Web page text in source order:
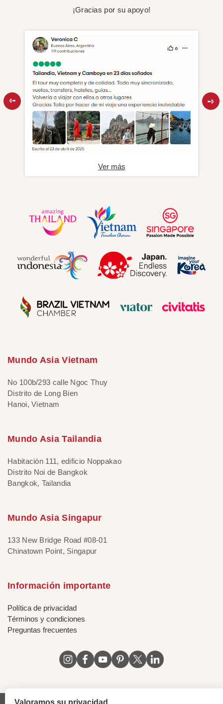
¡Gracias por su apoyo!
Ver más
Mundo Asia Vietnam
No 100b/293 calle Ngoc Thuy
Distrito de Long Bien
Hanoi, Vietnam
Mundo Asia Tailandia
Habitación 111, edificio Noppakao
Distrito Noi de Bangkok
Bangkok, Tailandia
Mundo Asia Singapur
133 New Bridge Road #08-01
Chinatown Point, Singapur
Información importante
Política de privacidad
Términos y condiciones
Preguntas frecuentes
Valoramos su privacidad